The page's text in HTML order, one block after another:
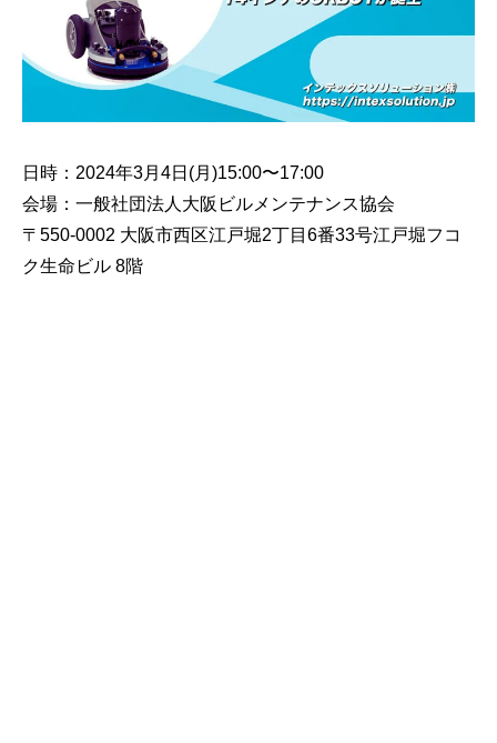
日時：2024年3月4日(月)15:00〜17:00
会場：一般社団法人大阪ビルメンテナンス協会
〒550-0002 大阪市西区江戸堀2丁目6番33号江戸堀フコ
ク生命ビル 8階